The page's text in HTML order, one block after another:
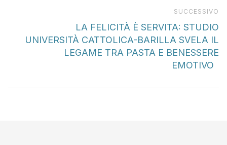
SUCCESSIVO
LA FELICITÀ È SERVITA: STUDIO
UNIVERSITÀ CATTOLICA-BARILLA SVELA IL
LEGAME TRA PASTA E BENESSERE
EMOTIVO